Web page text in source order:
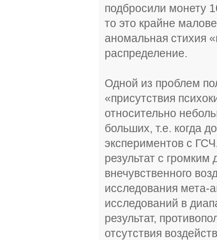
подбросили монету
то это крайне
аномальная стихия
распределение.
Одной из проблем
«присутствия
относительно
больших, т.е. когда
экспериментов с
результат с громким
внечувственного
исследования мета-
исследований в
результат,
отсутствия